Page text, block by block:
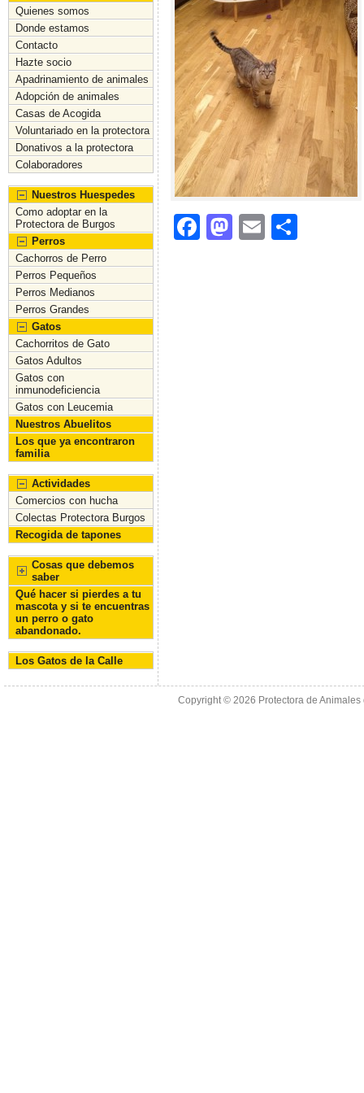
Quienes somos
Donde estamos
Contacto
Hazte socio
Apadrinamiento de animales
Adopción de animales
Casas de Acogida
Voluntariado en la protectora
Donativos a la protectora
Colaboradores
Nuestros Huespedes
Como adoptar en la
Protectora de Burgos
Perros
Cachorros de Perro
Perros Pequeños
Perros Medianos
Perros Grandes
Gatos
Cachorritos de Gato
Gatos Adultos
Gatos con
inmunodeficiencia
Gatos con Leucemia
Nuestros Abuelitos
Los que ya encontraron
familia
Actividades
Comercios con hucha
Colectas Protectora Burgos
Recogida de tapones
Cosas que debemos
saber
Qué hacer si pierdes a tu
mascota y si te encuentras
un perro o gato
abandonado.
Los Gatos de la Calle
F
M
E
Copyright © 2026 Protectora de Animales